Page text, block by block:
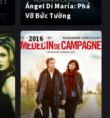
Ángel Di María: Phá
Vỡ Bức Tường
2016